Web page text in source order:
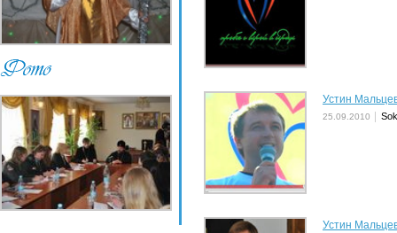
Устин
25.09.2010
Устин